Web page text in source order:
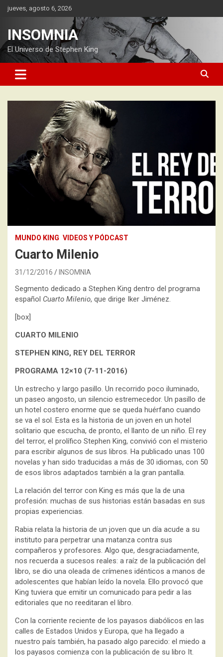
Saltarjueves, agosto 6, 2026
INSOMNIA
El Universo de Stephen King
MUNDO KING VIDEOS Y PÓDCAST
Cuarto Milenio
31/12/2016 INSOMNIA
Segmento dedicado a Stephen King dentro del programa
español Cuarto Milenio, que dirige Iker Jiménez.
[box]
CUARTO MILENIO
STEPHEN KING, REY DEL TERROR
PROGRAMA 12×10 (7-11-2016)
Un estrecho y largo pasillo. Un recorrido poco iluminado,
un paseo angosto, un silencio estremecedor. Un pasillo de
un hotel costero enorme que se queda huérfano cuando
se va el sol. Esta es la historia de un joven en un hotel
solitario que escucha, de pronto, el llanto de un niño. El rey
del terror, el prolífico Stephen King, convivió con el misterio
para escribir algunos de sus libros. Ha publicado unas 100
novelas y han sido traducidas a más de 30 idiomas, con 50
de esos libros adaptados también a la gran pantalla.
La relación del terror con King es más que la de una
profesión: muchas de sus historias están basadas en sus
propias experiencias.
Rabia relata la historia de un joven que un día acude a su
instituto para perpetrar una matanza contra sus
compañeros y profesores. Algo que, desgraciadamente,
nos recuerda a sucesos reales: a raíz de la publicación del
libro, se dio una oleada de crímenes idénticos a manos de
adolescentes que habían leído la novela. Ello provocó que
King tuviera que emitir un comunicado para pedir a las
editoriales que no reeditaran el libro.
Con la corriente reciente de los payasos diabólicos en las
calles de Estados Unidos y Europa, que ha llegado a
nuestro país también, ha pasado algo parecido: el miedo a
los payasos comienza con la publicación de su libro It.